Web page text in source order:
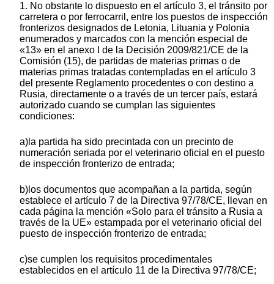
1. No obstante lo dispuesto en el artículo 3, el tránsito por
carretera o por ferrocarril, entre los puestos de inspección
fronterizos designados de Letonia, Lituania y Polonia
enumerados y marcados con la mención especial de
«13» en el anexo I de la Decisión 2009/821/CE de la
Comisión (15), de partidas de materias primas o de
materias primas tratadas contempladas en el artículo 3
del presente Reglamento procedentes o con destino a
Rusia, directamente o a través de un tercer país, estará
autorizado cuando se cumplan las siguientes
condiciones:
a)la partida ha sido precintada con un precinto de
numeración seriada por el veterinario oficial en el puesto
de inspección fronterizo de entrada;
b)los documentos que acompañan a la partida, según
establece el artículo 7 de la Directiva 97/78/CE, llevan en
cada página la mención «Solo para el tránsito a Rusia a
través de la UE» estampada por el veterinario oficial del
puesto de inspección fronterizo de entrada;
c)se cumplen los requisitos procedimentales
establecidos en el artículo 11 de la Directiva 97/78/CE;